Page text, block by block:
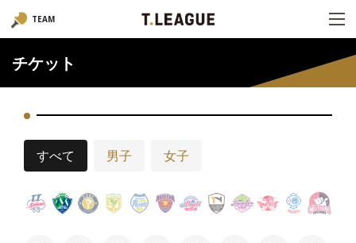
TEAM
チケット
すべて 男子 女子